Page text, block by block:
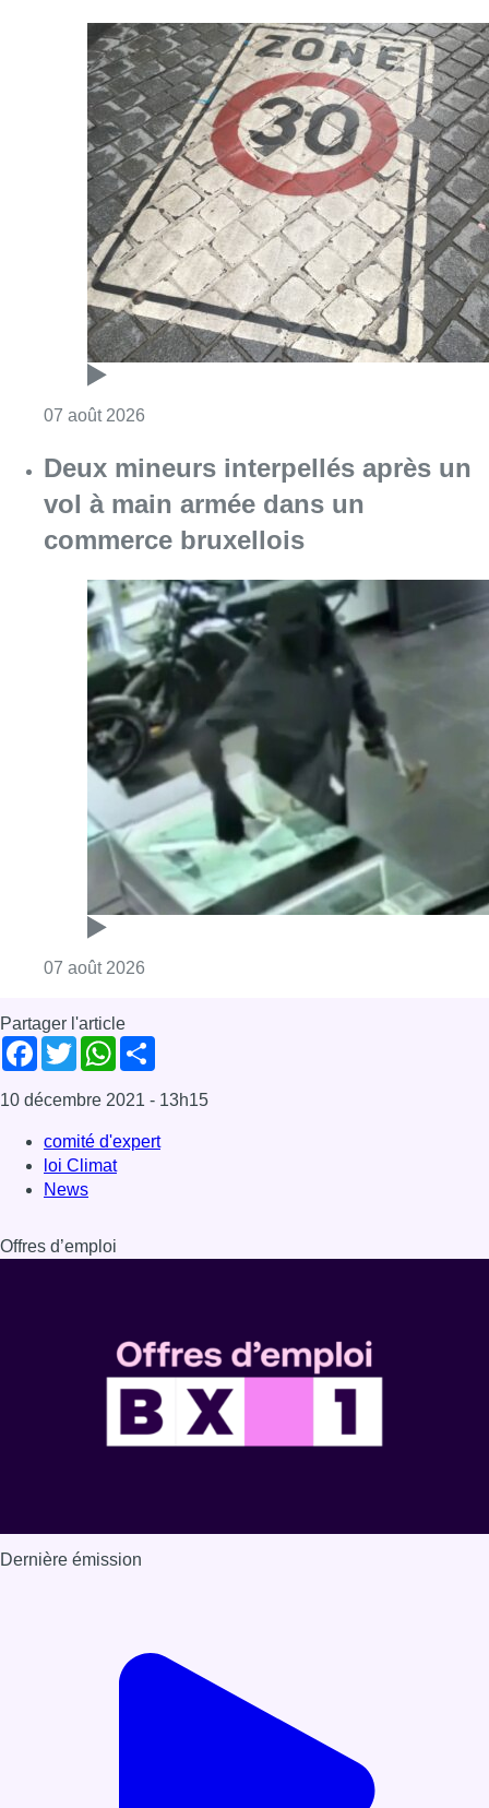
07 août 2026
Deux mineurs interpellés après un
vol à main armée dans un
commerce bruxellois
07 août 2026
Partager l'article
Facebook
TwitterWhatsApp
10 décembre 2021 - 13h15
comité d'expert
loi Climat
News
Offres d’emploi
Dernière émission